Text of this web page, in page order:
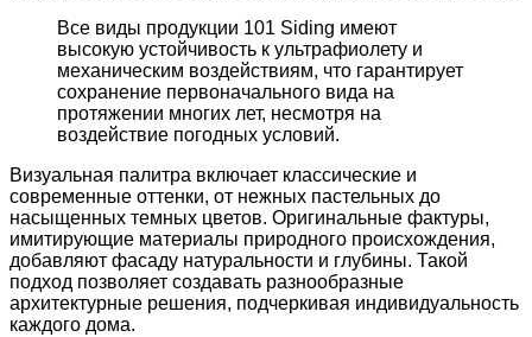
Все виды продукции 101 Siding имеют
высокую устойчивость к ультрафиолету и
механическим воздействиям, что гарантирует
сохранение первоначального вида на
протяжении многих лет, несмотря на
воздействие погодных условий.
Визуальная палитра включает классические и
современные оттенки, от нежных пастельных до
насыщенных темных цветов. Оригинальные фактуры,
имитирующие материалы природного происхождения,
добавляют фасаду натуральности и глубины. Такой
подход позволяет создавать разнообразные
архитектурные решения, подчеркивая индивидуальность
каждого дома.